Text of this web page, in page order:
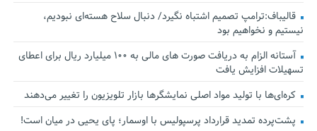
قالیباف:ترامپ تصمیم اشتباه نگیرد/ دنبال سلاح هسته‌ای نبودیم،
نیستیم و نخواهیم بود
آستانه الزام به دریافت صورت های مالی به ۱۰۰ میلیارد ریال برای اعطای
تسهیلات افزایش یافت
کره‌ای‌ها با تولید مواد اصلی نمایشگرها بازار تلویزیون را تغییر می‌دهند
پشت‌پرده تمدید قرارداد پرسپولیس با اوسمار؛ پای یحیی در میان است!